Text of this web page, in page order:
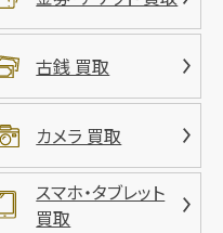
古銭 買取
カメラ 買取
スマホ・タブレット
買取